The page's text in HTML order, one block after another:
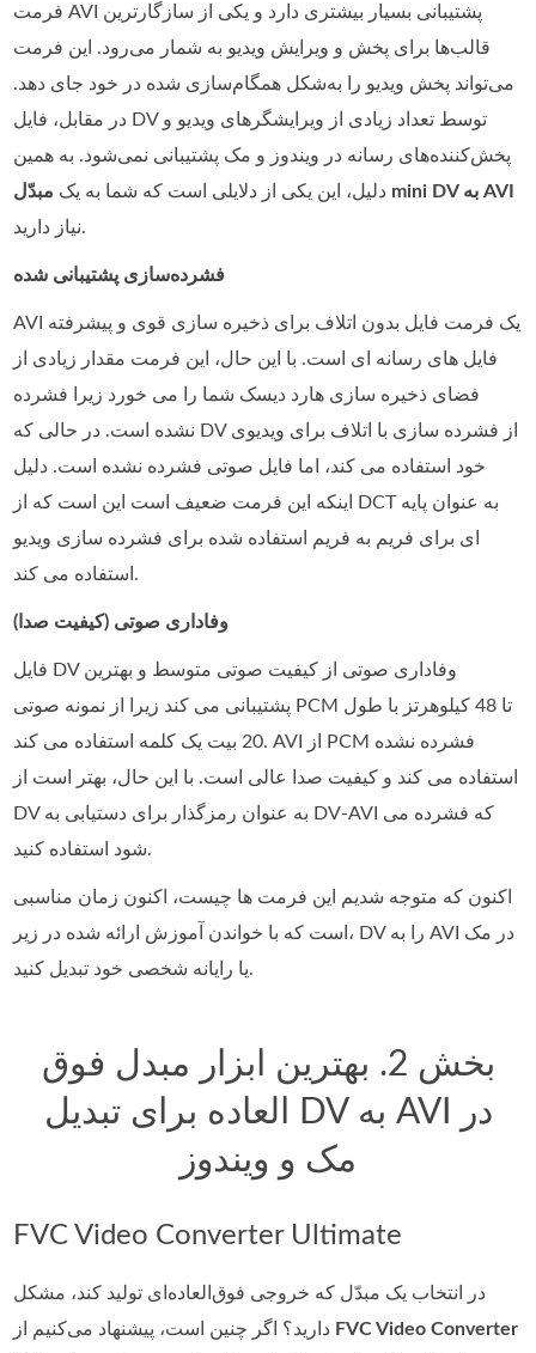
فرمت AVI پشتیبانی بسیار بیشتری دارد و یکی از سازگارترین
قالب‌ها برای پخش و ویرایش ویدیو به‌ شمار می‌رود. این فرمت
می‌تواند پخش ویدیو را به‌شکل همگام‌سازی‌ شده در خود جای دهد.
در مقابل، فایل DV توسط تعداد زیادی از ویرایشگرهای ویدیو و
پخش‌کننده‌های رسانه در ویندوز و مک پشتیبانی نمی‌شود. به همین
دلیل، این یکی از دلایلی است که شما به یک
مبدّل mini DV به AVI
نیاز دارید.
فشرده‌سازی پشتیبانی‌ شده
AVI یک فرمت فایل بدون اتلاف برای ذخیره سازی قوی و پیشرفته
فایل های رسانه ای است. با این حال، این فرمت مقدار زیادی از
فضای ذخیره سازی هارد دیسک شما را می خورد زیرا فشرده
نشده است. در حالی که DV از فشرده سازی با اتلاف برای ویدیوی
خود استفاده می کند، اما فایل صوتی فشرده نشده است. دلیل
اینکه این فرمت ضعیف است این است که از DCT به عنوان پایه
ای برای فریم به فریم استفاده شده برای فشرده سازی ویدیو
استفاده می کند.
وفاداری صوتی (کیفیت صدا)
فایل DV وفاداری صوتی از کیفیت صوتی متوسط و بهترین
پشتیبانی می کند زیرا از نمونه صوتی PCM تا 48 کیلوهرتز با طول
20 بیت یک کلمه استفاده می کند. AVI از PCM فشرده نشده
استفاده می کند و کیفیت صدا عالی است. با این حال، بهتر است از
DV به عنوان رمزگذار برای دستیابی به DV-AVI که فشرده می
شود استفاده کنید.
اکنون که متوجه شدیم این فرمت ها چیست، اکنون زمان مناسبی
است که با خواندن آموزش ارائه شده در زیر، DV را به AVI در مک
یا رایانه شخصی خود تبدیل کنید.
بخش 2. بهترین ابزار مبدل فوق
العاده برای تبدیل DV به AVI در
مک و ویندوز
FVC Video Converter Ultimate
در انتخاب یک مبدّل که خروجی فوق‌العاده‌ای تولید کند، مشکل
FVC Video Converter